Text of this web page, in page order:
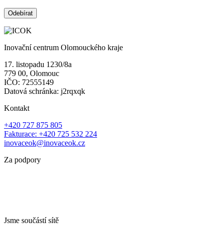
Inovační centrum Olomouckého kraje
17. listopadu 1230/8a
779 00, Olomouc
IČO: 72555149
Datová schránka: j2rqxqk
Kontakt
+420 727 875 805
Fakturace: +420 725 532 224
inovaceok@inovaceok.cz
Za podpory
Jsme součástí sítě